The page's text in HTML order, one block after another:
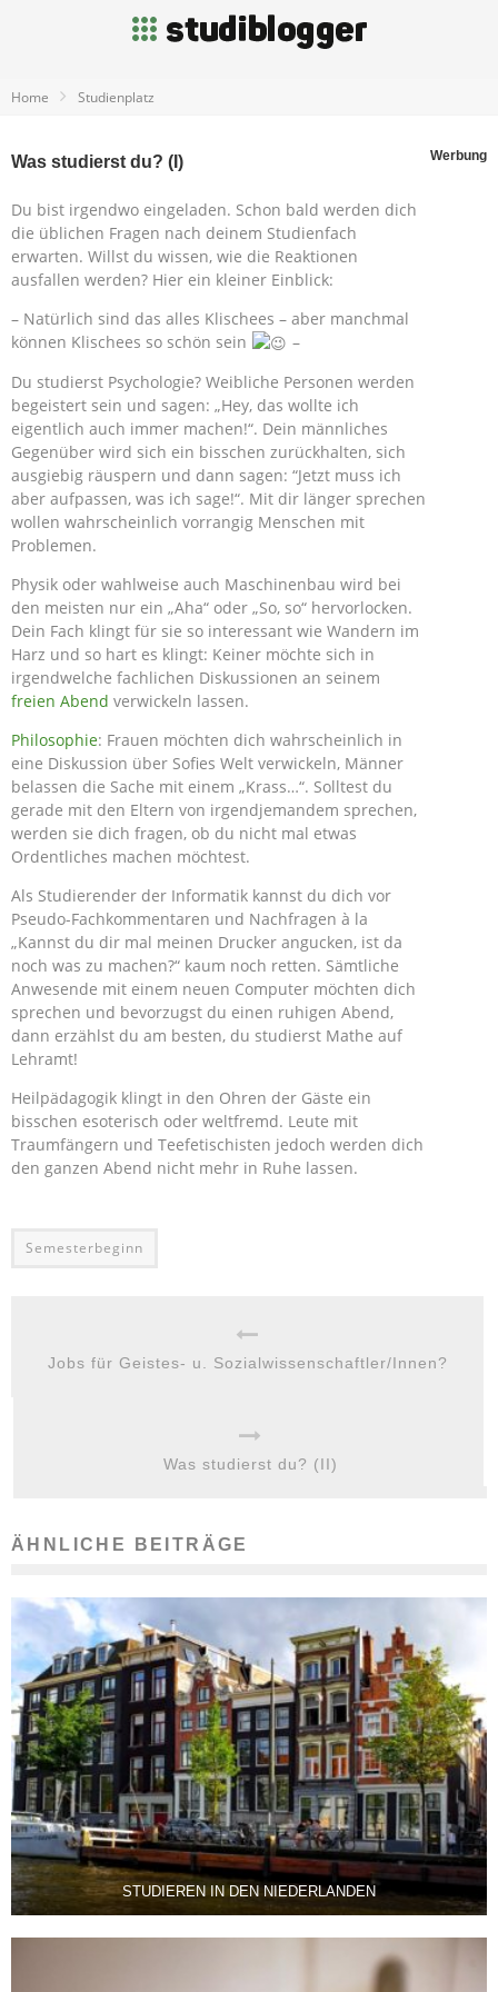
Home Studienplatz
Was studierst du? (I) Werbung
Du bist irgendwo eingeladen. Schon bald werden dich
die üblichen Fragen nach deinem Studienfach
erwarten. Willst du wissen, wie die Reaktionen
ausfallen werden? Hier ein kleiner Einblick:
– Natürlich sind das alles Klischees – aber manchmal
können Klischees so schön sein
–
Du studierst Psychologie? Weibliche Personen werden
begeistert sein und sagen: „Hey, das wollte ich
eigentlich auch immer machen!“. Dein männliches
Gegenüber wird sich ein bisschen zurückhalten, sich
ausgiebig räuspern und dann sagen: “Jetzt muss ich
aber aufpassen, was ich sage!“. Mit dir länger sprechen
wollen wahrscheinlich vorrangig Menschen mit
Problemen.
Physik oder wahlweise auch Maschinenbau wird bei
den meisten nur ein „Aha“ oder „So, so“ hervorlocken.
Dein Fach klingt für sie so interessant wie Wandern im
Harz und so hart es klingt: Keiner möchte sich in
irgendwelche fachlichen Diskussionen an seinem
freien Abend verwickeln lassen.
Philosophie: Frauen möchten dich wahrscheinlich in
eine Diskussion über Sofies Welt verwickeln, Männer
belassen die Sache mit einem „Krass…“. Solltest du
gerade mit den Eltern von irgendjemandem sprechen,
werden sie dich fragen, ob du nicht mal etwas
Ordentliches machen möchtest.
Als Studierender der Informatik kannst du dich vor
Pseudo-Fachkommentaren und Nachfragen à la
„Kannst du dir mal meinen Drucker angucken, ist da
noch was zu machen?“ kaum noch retten. Sämtliche
Anwesende mit einem neuen Computer möchten dich
sprechen und bevorzugst du einen ruhigen Abend,
dann erzählst du am besten, du studierst Mathe auf
Lehramt!
Heilpädagogik klingt in den Ohren der Gäste ein
bisschen esoterisch oder weltfremd. Leute mit
Traumfängern und Teefetischisten jedoch werden dich
den ganzen Abend nicht mehr in Ruhe lassen.
Semesterbeginn
Jobs für Geistes- u. Sozialwissenschaftler/Innen?
Was studierst du? (II)
ÄHNLICHE BEITRÄGE
STUDIEREN IN DEN NIEDERLANDEN